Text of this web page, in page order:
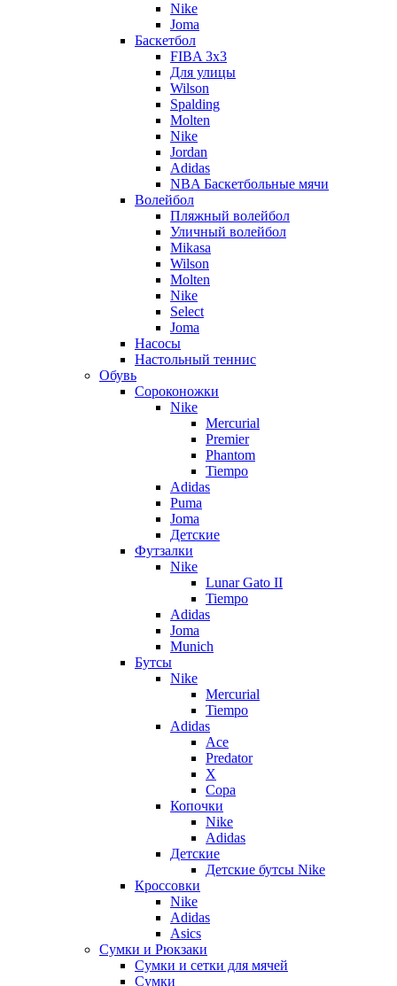
Nike
Joma
Баскетбол
FIBA 3x3
Для улицы
Wilson
Spalding
Molten
Nike
Jordan
Adidas
NBA Баскетбольные мячи
Волейбол
Пляжный волейбол
Уличный волейбол
Mikasa
Wilson
Molten
Nike
Select
Joma
Насосы
Настольный теннис
Обувь
Сороконожки
Nike
Mercurial
Premier
Phantom
Tiempo
Adidas
Puma
Joma
Детские
Футзалки
Nike
Lunar Gato II
Tiempo
Adidas
Joma
Munich
Бутсы
Nike
Mercurial
Tiempo
Adidas
Ace
Predator
X
Copa
Копочки
Nike
Adidas
Детские
Детские бутсы Nike
Кроссовки
Nike
Adidas
Asics
Сумки и Рюкзаки
Сумки и сетки для мячей
Сумки